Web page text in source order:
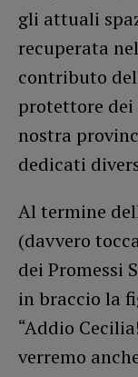
gli attuali
recuperata
contributo
protettore
nostra
dedicati
Al termine
(davvero
dei Promessi
in braccio la
“Addio
verremo